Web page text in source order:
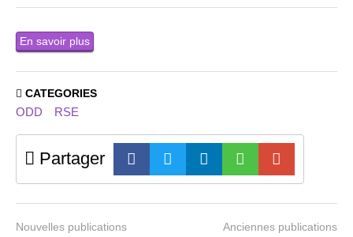
En savoir plus
CATEGORIES
ODD RSE
Partager
Nouvelles publications Anciennes publications